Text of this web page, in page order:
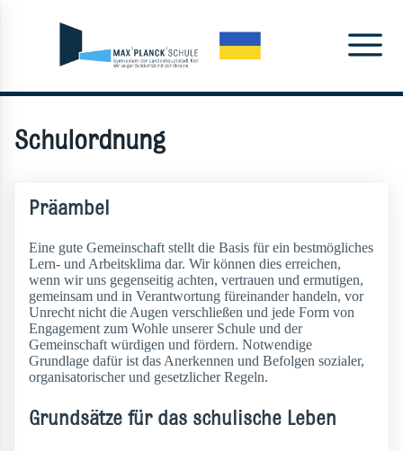
Schulordnung
Präambel
Eine gute Gemeinschaft stellt die Basis für ein bestmögliches
Lern- und Arbeitsklima dar. Wir können dies erreichen,
wenn wir uns gegenseitig achten, vertrauen und ermutigen,
gemeinsam und in Verantwortung füreinander handeln, vor
Unrecht nicht die Augen verschließen und jede Form von
Engagement zum Wohle unserer Schule und der
Gemeinschaft würdigen und fördern. Notwendige
Grundlage dafür ist das Anerkennen und Befolgen sozialer,
organisatorischer und gesetzlicher Regeln.
Grundsätze für das schulische Leben